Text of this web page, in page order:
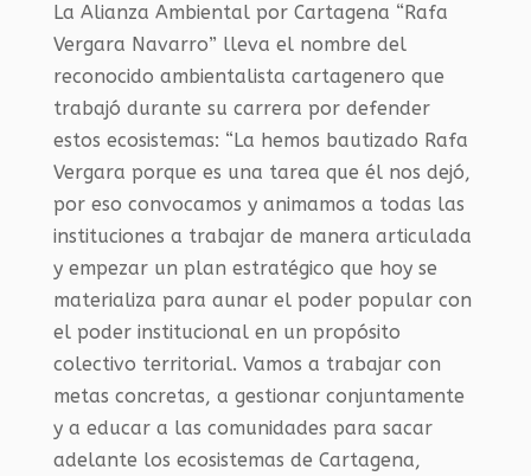
La Alianza Ambiental por Cartagena “Rafa
Vergara Navarro” lleva el nombre del
reconocido ambientalista cartagenero que
trabajó durante su carrera por defender
estos ecosistemas: “La hemos bautizado Rafa
Vergara porque es una tarea que él nos dejó,
por eso convocamos y animamos a todas las
instituciones a trabajar de manera articulada
y empezar un plan estratégico que hoy se
materializa para aunar el poder popular con
el poder institucional en un propósito
colectivo territorial. Vamos a trabajar con
metas concretas, a gestionar conjuntamente
y a educar a las comunidades para sacar
adelante los ecosistemas de Cartagena,